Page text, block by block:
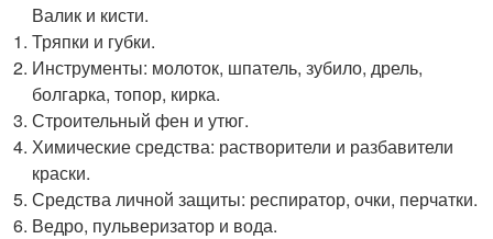
Валик и кисти.
Тряпки и губки.
Инструменты: молоток, шпатель, зубило, дрель,
болгарка, топор, кирка.
Строительный фен и утюг.
Химические средства: растворители и разбавители
краски.
Средства личной защиты: респиратор, очки, перчатки.
Ведро, пульверизатор и вода.